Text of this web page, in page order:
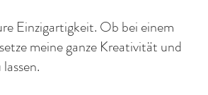
Einzigartigkeit. Ob bei einem
meine ganze Kreativität und